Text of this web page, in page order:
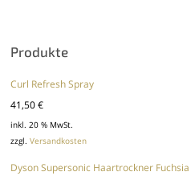
Produkte
Curl Refresh Spray
41,50€
inkl. 20 % MwSt.
zzgl.Versandkosten
Dyson Supersonic Haartrockner Fuchsia